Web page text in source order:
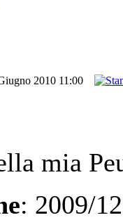
2010 11:00
mia
: 2009/12